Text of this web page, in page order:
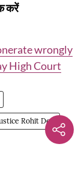
करें
wrongly
High Court
Rohit Deo